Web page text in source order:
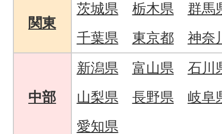
関東
茨城県 栃木県
群馬
千葉県
東京都 神奈
中部
新潟県 富山県
石川
山梨県
長野県
岐阜
愛知県